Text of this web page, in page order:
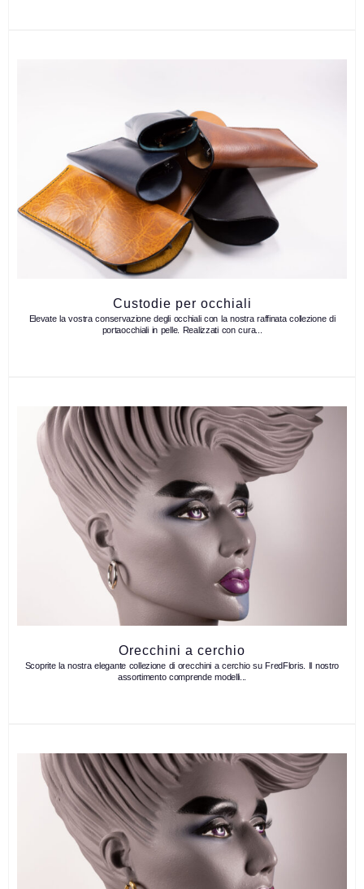
Custodie per occhiali
Elevate la vostra conservazione degli occhiali con la nostra raffinata collezione di
portaocchiali in pelle. Realizzati con cura...
Orecchini a cerchio
Scoprite la nostra elegante collezione di orecchini a cerchio su FredFloris. Il nostro
assortimento comprende modelli...